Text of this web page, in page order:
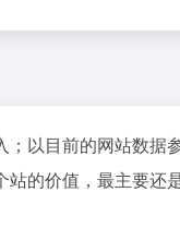
；以目前的网站数据
的价值，最主要还